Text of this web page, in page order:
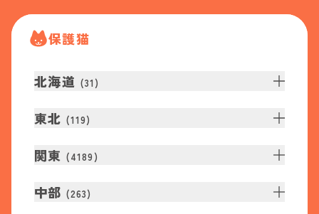
保護猫
北海道 (31 )
東北 (119)
関東 (4189 )
中部 (263)